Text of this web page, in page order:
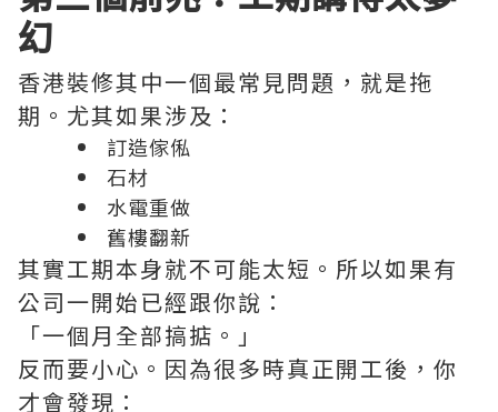
幻
香港裝修其中一個最常見問題，就是拖
期。尤其如果涉及：
訂造傢俬
石材
水電重做
舊樓翻新
其實工期本身就不可能太短。所以如果有
公司一開始已經跟你說：
「一個月全部搞掂。」
反而要小心。因為很多時真正開工後，你
才會發現：